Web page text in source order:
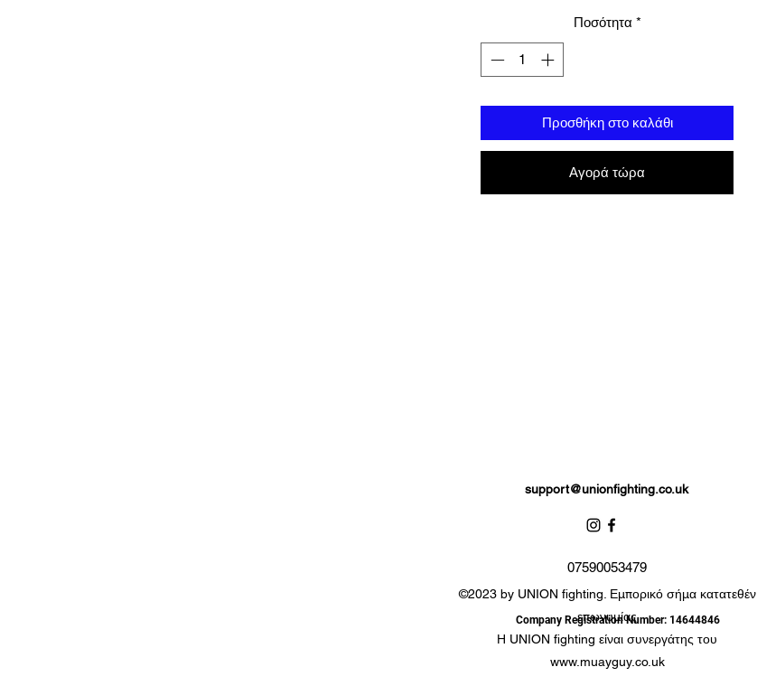
Ποσότητα *
Προσθήκη στο καλάθι
Αγορά τώρα
support@unionfighting.co.uk
07590053479
©2023 by UNION fighting. Εμπορικό σήμα κατατεθέν
επωνυμίας
Η UNION fighting είναι συνεργάτης του
www.muayguy.co.uk
Company Registration Number: 14644846